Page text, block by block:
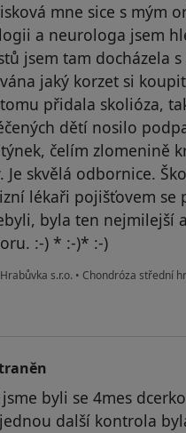
mne sice s mým
a neurologa jsem
jsem tam docházela
jaký korzet si
přidala skolióza,
dětí nosilo
čelím zlomenině
skvělá odbornice.
lékaři pojišťovem se
byla ten nejmilejší
:-) * :-)* :-)
s.r.o. • Chondróza střední
byli se 4mes
další kontrola